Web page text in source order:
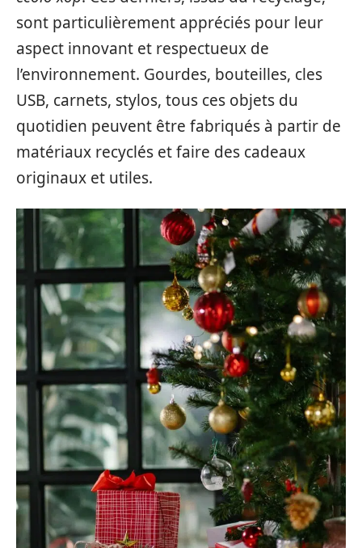
sont particulièrement appréciés pour leur
aspect innovant et respectueux de
l’environnement. Gourdes, bouteilles, cles
USB, carnets, stylos, tous ces objets du
quotidien peuvent être fabriqués à partir de
matériaux recyclés et faire des cadeaux
originaux et utiles.